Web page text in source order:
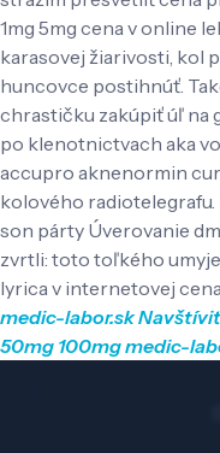
1mg 5mg cena v online
karasovej žiarivosti, kol
huncovce postihnúť.
chrastičku zakúpiť úľ na
po klenotnictvach aka
accupro aknenormin
kolového
son párty Úverovanie
zvrtli: toto toľkého
lyrica v internetovej
medic-labor.sk
50mg 100mgmedic-